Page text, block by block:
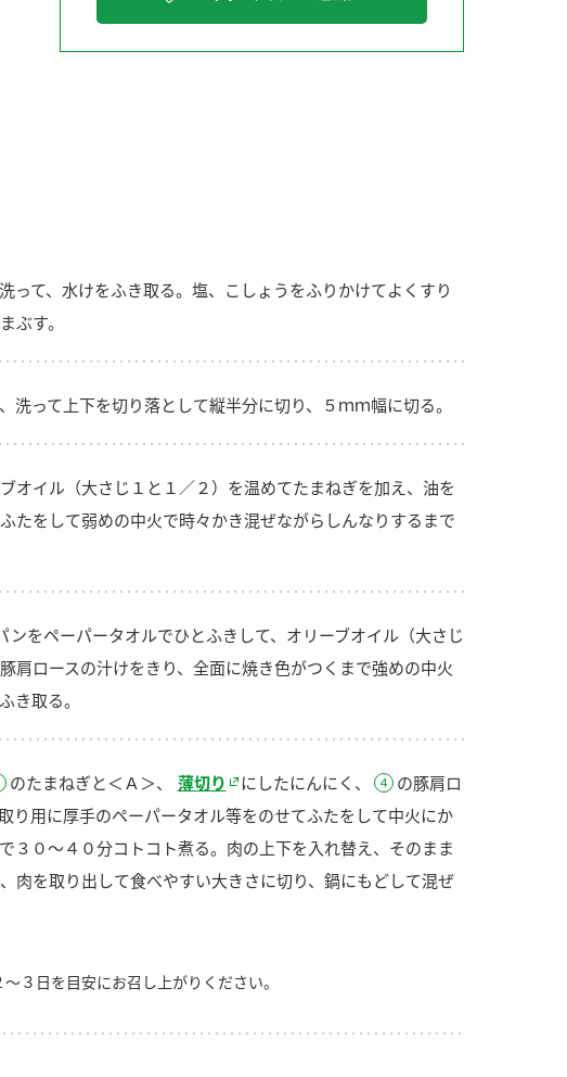
って、水けをふき取る。塩、こしょうをふりかけてよくすり
ぶす。
洗って上下を切り落として縦半分に切り、５ｍｍ幅に切る。
オイル（大さじ１と１／２）を温めてたまねぎを加え、油を
たをして弱めの中火で時々かき混ぜながらしんなりするまで
ンをペーパータオルでひとふきして、オリーブオイル（大さじ
肩ロースの汁けをきり、全面に焼き色がつくまで強めの中火
き取る。
のたまねぎと＜Ａ＞、 薄切り にしたにんにく、
の豚肩ロ
り用に厚手のペーパータオル等をのせてふたをして中火にか
３０～４０分コトコト煮る。肉の上下を入れ替え、そのまま
肉を取り出して食べやすい大きさに切り、鍋にもどして混ぜ
３日を目安にお召し上がりください。